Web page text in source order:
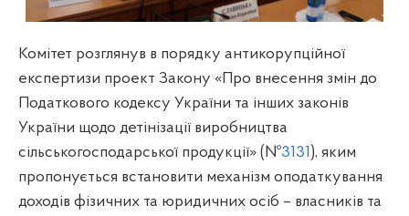
Комітет розглянув в порядку антикорупційної
експертизи проект Закону «Про внесення змін до
Податкового кодексу України та інших законів
України щодо детінізації виробництва
сільськогосподарської продукції» (№3131), яким
пропонується встановити механізм оподаткування
доходів фізичних та юридичних осіб – власників та